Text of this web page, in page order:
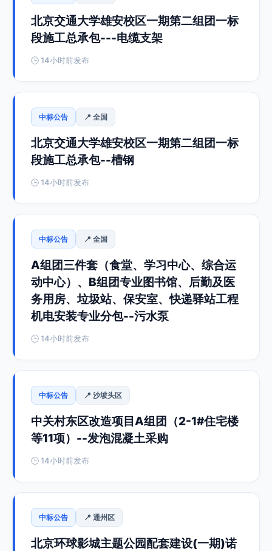
北京交通大学雄安校区一期第二组团一标
段施工总承包---电缆支架
🕒 14小时前发布
中标公告 📍 全国
北京交通大学雄安校区一期第二组团一标
段施工总承包--槽钢
🕒 14小时前发布
中标公告 📍 全国
A组团三件套（食堂、学习中心、综合运
动中心）、B组团专业图书馆、后勤及医
务用房、垃圾站、保安室、快递驿站工程
机电安装专业分包--污水泵
🕒 14小时前发布
中标公告 📍 沙坡头区
中关村东区改造项目A组团（2-1#住宅楼
等11项）--发泡混凝土采购
🕒 14小时前发布
中标公告 📍 通州区
北京环球影城主题公园配套建设(一期)诺